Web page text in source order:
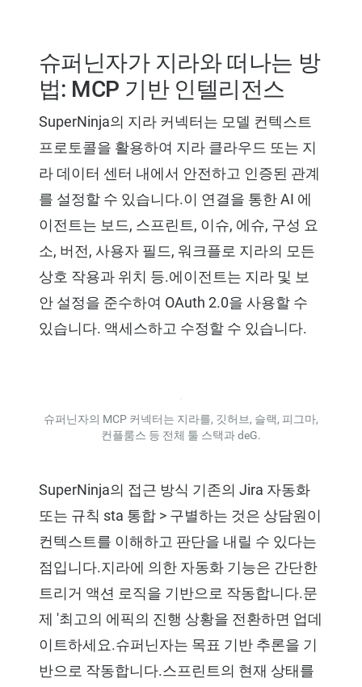
슈퍼닌자가 지라와 떠나는 방
법: MCP 기반 인텔리전스
SuperNinja의 지라 커넥터는 모델 컨텍스트
프로토콜을 활용하여 지라 클라우드 또는 지
라 데이터 센터 내에서 안전하고 인증된 관계
를 설정할 수 있습니다.이 연결을 통한 AI 에
이전트는 보드, 스프린트, 이슈, 에슈, 구성 요
소, 버전, 사용자 필드, 워크플로 지라의 모든
상호 작용과 위치 등.에이전트는 지라 및 보
안 설정을 준수하여 OAuth 2.0을 사용할 수
있습니다. 액세스하고 수정할 수 있습니다.
슈퍼닌자의 MCP 커넥터는 지라를, 깃허브, 슬랙, 피그마,
컨플룸스 등 전체 툴 스택과 deG.
SuperNinja의 접근 방식 기존의 Jira 자동화
또는 규칙 sta 통합 > 구별하는 것은 상담원이
컨텍스트를 이해하고 판단을 내릴 수 있다는
점입니다.지라에 의한 자동화 기능은 간단한
트리거 액션 로직을 기반으로 작동합니다.문
제 '최고의 에픽의 진행 상황을 전환하면 업데
이트하세요.슈퍼닌자는 목표 기반 추론을 기
반으로 작동합니다.스프린트의 현재 상태를